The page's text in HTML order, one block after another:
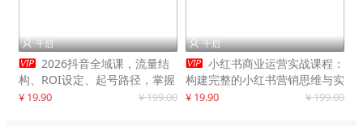
 千启
 2026抖音全域课，流量结
构、ROI设定、起号路径，掌握
平台新规下利润最大化
¥ 19.90 ¥ 199.00
 千启
 小红书商业运营实战课程：
构建完整的小红书营销思维与实
战能力，案例店铺月销破百万！
¥ 19.90 ¥ 199.00